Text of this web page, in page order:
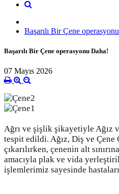
Başarılı Bir Çene
Başarılı Bir Çene operasyonu Daha!
07 Mayıs 2026
Ağrı ve şişlik şikayetiyle Ağız
tespit edildi. Ağız, Diş ve Çene
çıkarılırken, çenenin alt
amacıyla plak ve vida
işlemlerimiz sayesinde